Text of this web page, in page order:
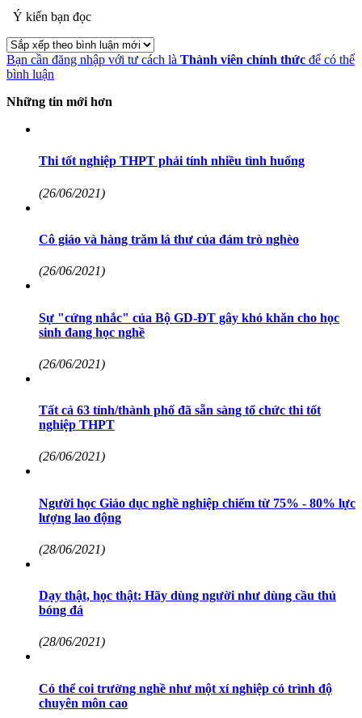
Ý kiến bạn đọc
Bạn cần đăng nhập với tư cách là Thành viên chính thức để có thể
bình luận
Những tin mới hơn
Thi tốt nghiệp THPT phải tính nhiều tình huống
(26/06/2021)
Cô giáo và hàng trăm lá thư của đám trò nghèo
(26/06/2021)
Sự "cứng nhắc" của Bộ GD-ĐT gây khó khăn cho học
sinh đang học nghề
(26/06/2021)
Tất cả 63 tỉnh/thành phố đã sẵn sàng tổ chức thi tốt
nghiệp THPT
(26/06/2021)
Người học Giáo dục nghề nghiệp chiếm từ 75% - 80% lực
lượng lao động
(28/06/2021)
Dạy thật, học thật: Hãy dùng người như dùng cầu thủ
bóng đá
(28/06/2021)
Có thể coi trường nghề như một xí nghiệp có trình độ
chuyên môn cao